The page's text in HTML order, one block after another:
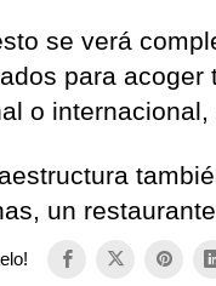
se verá
para
o
un